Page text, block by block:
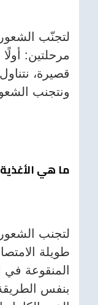
لتجنّب
مرحلتين:
قصيرة،
ونتجنب
ما هي
لتجنب
طويلة
المنقوعة
بنفس